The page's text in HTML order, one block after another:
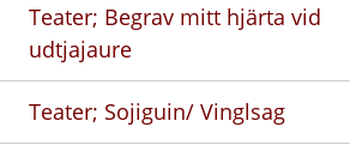
Teater; Begrav mitt hjärta vid
udtjajaure
Teater; Sojiguin/ Vinglsag